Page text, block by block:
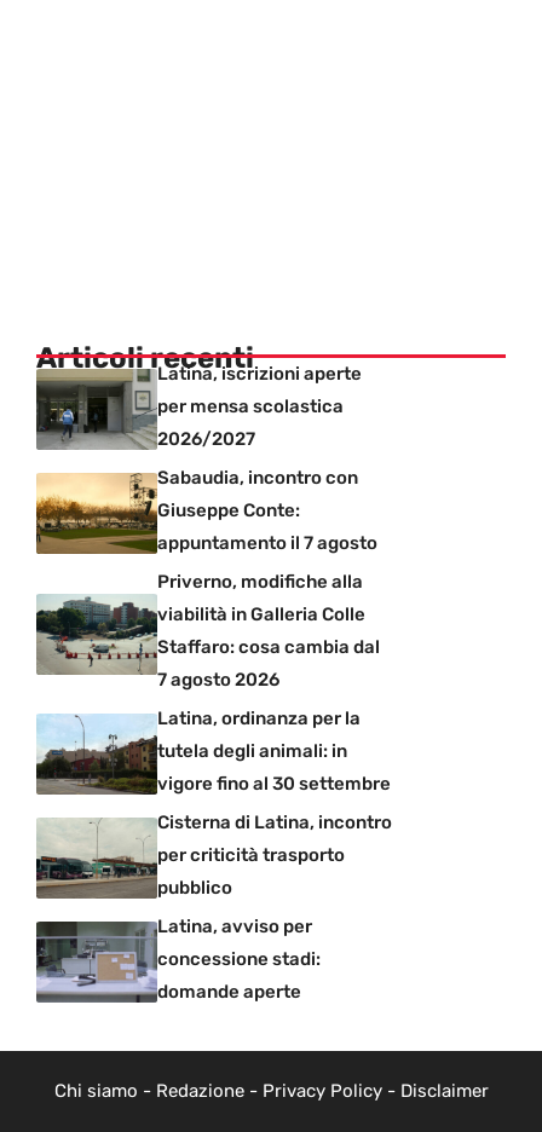
Articoli recentiLatina, iscrizioni aperte
per mensa scolastica
2026/2027
Sabaudia, incontro con
Giuseppe Conte:
appuntamento il 7 agosto
Priverno, modifiche alla
viabilità in Galleria Colle
Staffaro: cosa cambia dal
7 agosto 2026
Latina, ordinanza per la
tutela degli animali: in
vigore fino al 30 settembre
Cisterna di Latina, incontro
per criticità trasporto
pubblico
Latina, avviso per
concessione stadi:
domande aperte
Chi siamo - Redazione- Privacy Policy- Disclaimer